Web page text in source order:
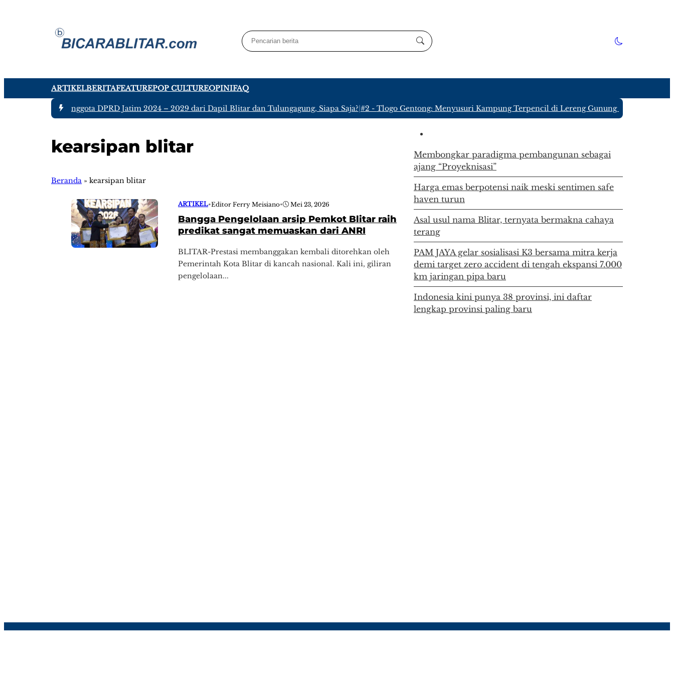
ARTIKELBERITAFEATUREPOP CULTUREOPINIFAQ
Ada tujuh Anggota DPRD Jatim 2024 – 2029 dari Dapil Blitar dan Tulungagung, Siapa Saja?|#2 - Tlogo Gentong: Menyusuri Kampung Terpencil di Lereng Gunung Kawi Blitar
kearsipan blitar
Beranda » kearsipan blitar
ARTIKEL•Editor Ferry Meisiano• Mei 23, 2026
Bangga Pengelolaan arsip Pemkot Blitar raih
predikat sangat memuaskan dari ANRI
BLITAR-Prestasi membanggakan kembali ditorehkan oleh
Pemerintah Kota Blitar di kancah nasional. Kali ini, giliran
pengelolaan...
Membongkar paradigma pembangunan sebagai
ajang “Proyeknisasi”
Harga emas berpotensi naik meski sentimen safe
haven turun
Asal usul nama Blitar, ternyata bermakna cahaya
terang
PAM JAYA gelar sosialisasi K3 bersama mitra kerja
demi target zero accident di tengah ekspansi 7.000
km jaringan pipa baru
Indonesia kini punya 38 provinsi, ini daftar
lengkap provinsi paling baru